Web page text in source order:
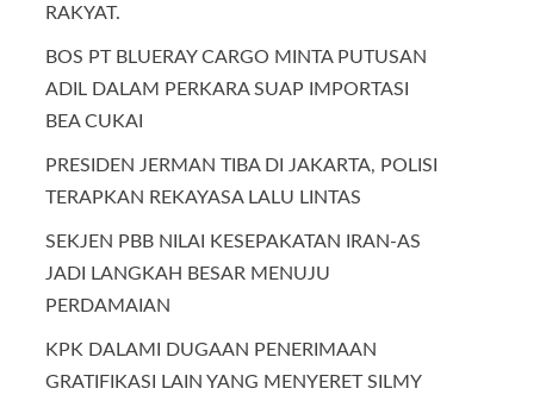
RAKYAT.
BOS PT BLUERAY CARGO MINTA PUTUSAN
ADIL DALAM PERKARA SUAP IMPORTASI
BEA CUKAI
PRESIDEN JERMAN TIBA DI JAKARTA, POLISI
TERAPKAN REKAYASA LALU LINTAS
SEKJEN PBB NILAI KESEPAKATAN IRAN-AS
JADI LANGKAH BESAR MENUJU
PERDAMAIAN
KPK DALAMI DUGAAN PENERIMAAN
GRATIFIKASI LAIN YANG MENYERET SILMY